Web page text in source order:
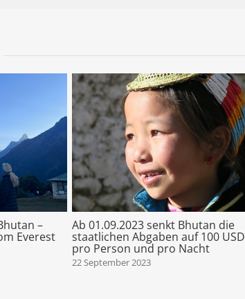
–
Everest
Ab 01.09.2023 senkt Bhutan die
staatlichen Abgaben auf 100 USD
pro Person und pro Nacht
22 September 2023